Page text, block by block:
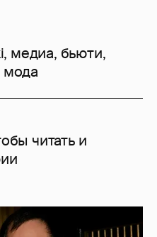
, медиа, бьюти,
мода
читать и